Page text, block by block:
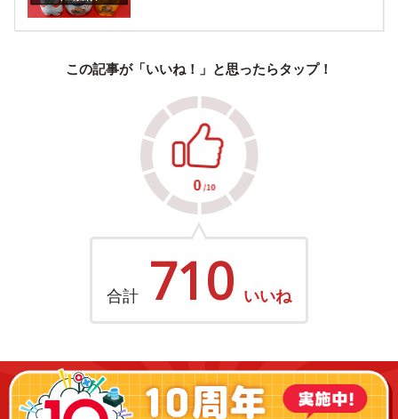
この記事が「いいね！」と思ったらタップ！
合計 710 いいね